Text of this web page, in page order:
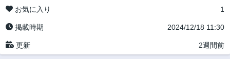
お気に入り 1
掲載時期 2024/12/18 11:30
更新 2週間前